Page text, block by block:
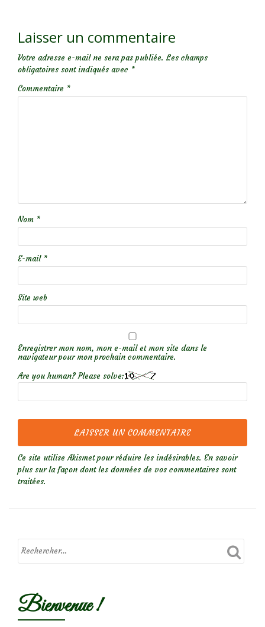
Laisser un commentaire
Votre adresse e-mail ne sera pas publiée. Les champs
obligatoires sont indiqués avec *
Commentaire *
Nom *
E-mail *
Site web
Enregistrer mon nom, mon e-mail et mon site dans le
navigateur pour mon prochain commentaire.
Are you human? Please solve:
Ce site utilise Akismet pour réduire les indésirables. En savoir
plus sur la façon dont les données de vos commentaires sont
traitées.
Bienvenue !